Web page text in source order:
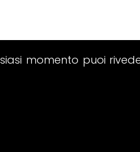
momento puoi